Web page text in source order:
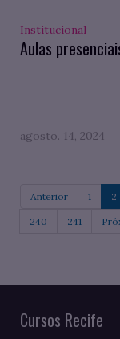
Institucional
Aulas
agosto. 14, 2024
Anterior 1 2
240 241
Cursos Recife